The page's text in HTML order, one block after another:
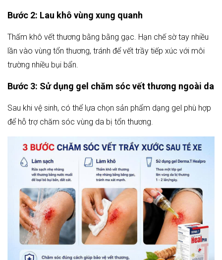
Bước 2: Lau khô vùng xung quanh
Thấm khô vết thương bằng bằng gạc. Hạn chế sờ tay nhiều
lần vào vùng tổn thương, tránh để vết trầy tiếp xúc với môi
trường nhiều bụi bẩn.
Bước 3: Sử dụng gel chăm sóc vết thương ngoài da
Sau khi vệ sinh, có thể lựa chọn sản phẩm dạng gel phù hợp
để hỗ trợ chăm sóc vùng da bị tổn thương.